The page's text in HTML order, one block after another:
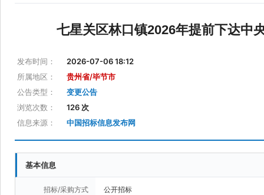
七星关区林口镇2026年提前下达中
发布时间：
2026-07-06 18:12
所属地区：
贵州省/毕节市
公告类型：
变更公告
浏览次数：
126 次
信息来源：
中国招标信息发布网
基本信息
招标/采购方式 公开招标